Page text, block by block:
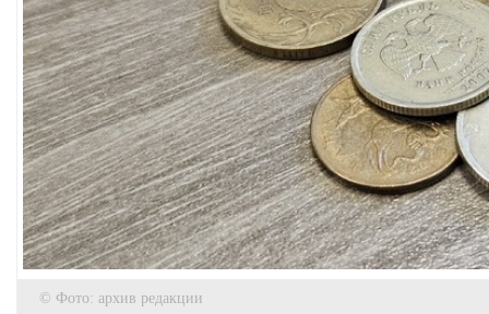
© Фото: архив редакции